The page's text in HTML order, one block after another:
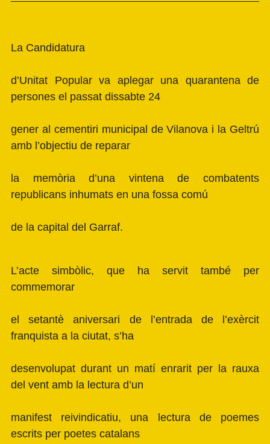
La Candidatura
d’Unitat Popular va aplegar una quarantena de
persones el passat dissabte 24
gener al cementiri municipal de Vilanova i la Geltrú
amb l’objectiu de reparar
la memòria d’una vintena de combatents
republicans inhumats en una fossa comú
de la capital del Garraf.
L’acte simbòlic, que ha servit també per
commemorar
el setantè aniversari de l’entrada de l’exèrcit
franquista a la ciutat, s’ha
desenvolupat durant un matí enrarit per la rauxa
del vent amb la lectura d’un
manifest reivindicatiu, una lectura de poemes
escrits per poetes catalans